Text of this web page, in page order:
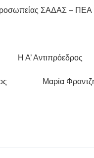
ΣΑΔΑΣ – ΠΕΑ
Αντιπρόεδρος
Μαρία